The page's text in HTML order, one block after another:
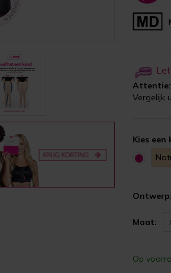
Attentie:
Vergelijk
Kies een
Ontwerp:
Maat:
Op